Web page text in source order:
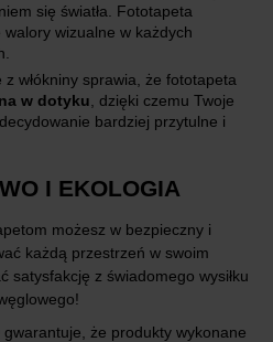
się światła. Fototapeta
wizualne w każdych
włókniny sprawia, że fototapeta
w dotyku , dzięki czemu Twoje
bardziej przytulne i
I EKOLOGIA
możesz w bezpieczny i
każdą przestrzeń w swoim
satysfakcję z świadomego wysiłku
gwarantuje, że produkty wykonane